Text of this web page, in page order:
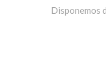
Disponemos